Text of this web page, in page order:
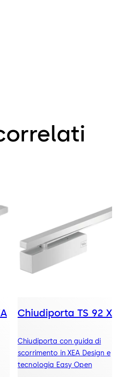
Chiudiporta TS 92
Chiudiporta con guida di
scorrimento in XEA Design e
tecnologia Easy Open